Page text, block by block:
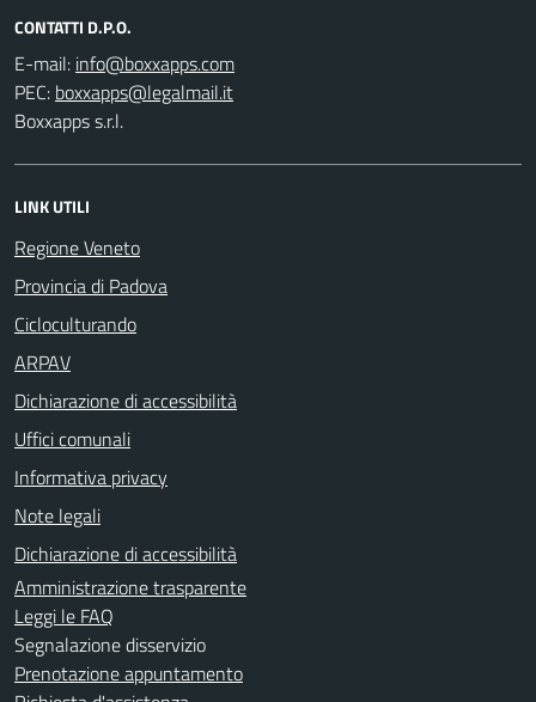
CONTATTI D.P.O.
E-mail:
PEC:
Boxxapps s.r.l.
LINK UTILI
Regione Veneto
Provincia di Padova
Cicloculturando
ARPAV
Dichiarazione di accessibilità
Uffici comunali
Informativa privacy
Note legali
Dichiarazione di accessibilità
Amministrazione trasparente
Leggi le FAQ
Segnalazione disservizio
Prenotazione appuntamento